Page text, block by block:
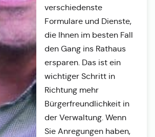
verschiedenste
Formulare und Dienste,
die Ihnen im besten Fall
den Gang ins Rathaus
ersparen. Das ist ein
wichtiger Schritt in
Richtung mehr
Bürgerfreundlichkeit in
der Verwaltung. Wenn
Sie Anregungen haben,